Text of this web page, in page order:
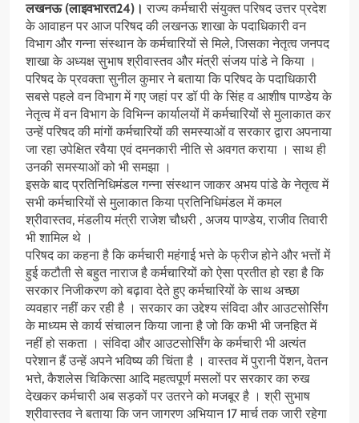
लखनऊ (लाइवभारत24)। राज्य कर्मचारी संयुक्त परिषद उत्तर प्रदेश
के आवाहन पर आज परिषद की लखनऊ शाखा के पदाधिकारी वन
विभाग और गन्ना संस्थान के कर्मचारियों से मिले, जिसका नेतृत्व जनपद
शाखा के अध्यक्ष सुभाष श्रीवास्तव और मंत्री संजय पांडे ने किया ।
परिषद के प्रवक्ता सुनील कुमार ने बताया कि परिषद के पदाधिकारी
सबसे पहले वन विभाग में गए जहां पर डॉ पी के सिंह व आशीष पाण्डेय के
नेतृत्व में वन विभाग के विभिन्न कार्यालयों में कर्मचारियों से मुलाकात कर
उन्हें परिषद की मांगों कर्मचारियों की समस्याओं व सरकार द्वारा अपनाया
जा रहा उपेक्षित रवैया एवं दमनकारी नीति से अवगत कराया । साथ ही
उनकी समस्याओं को भी समझा ।
इसके बाद प्रतिनिधिमंडल गन्ना संस्थान जाकर अभय पांडे के नेतृत्व में
सभी कर्मचारियों से मुलाकात किया प्रतिनिधिमंडल में कमल
श्रीवास्तव, मंडलीय मंत्री राजेश चौधरी , अजय पाण्डेय, राजीव तिवारी
भी शामिल थे ।
परिषद का कहना है कि कर्मचारी महंगाई भत्ते के फ्रीज होने और भत्तों में
हुई कटौती से बहुत नाराज है कर्मचारियों को ऐसा प्रतीत हो रहा है कि
सरकार निजीकरण को बढ़ावा देते हुए कर्मचारियों के साथ अच्छा
व्यवहार नहीं कर रही है । सरकार का उद्देश्य संविदा और आउटसोर्सिंग
के माध्यम से कार्य संचालन किया जाना है जो कि कभी भी जनहित में
नहीं हो सकता । संविदा और आउटसोर्सिंग के कर्मचारी भी अत्यंत
परेशान हैं उन्हें अपने भविष्य की चिंता है । वास्तव में पुरानी पेंशन, वेतन
भत्ते, कैशलेस चिकित्सा आदि महत्वपूर्ण मसलों पर सरकार का रुख
देखकर कर्मचारी अब सड़कों पर उतरने को मजबूर है । श्री सुभाष
श्रीवास्तव ने बताया कि जन जागरण अभियान 17 मार्च तक जारी रहेगा